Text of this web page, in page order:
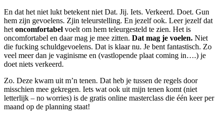
En dat het niet lukt betekent niet Dat. Jij. Iets. Verkeerd. Doet. Gun
hem zijn gevoelens. Zjin teleurstelling. En jezelf ook. Leer jezelf dat
het oncomfortabel voelt om hem teleurgesteld te zien. Het is
oncomfortabel en daar mag je mee zitten. Dat mag je voelen. Niet
die fucking schuldgevoelens. Dat is klaar nu. Je bent fantastisch. Zo
veel meer dan je vaginisme en (vastlopende plaat coming in….) je
doet niets verkeerd.
Zo. Deze kwam uit m’n tenen. Dat heb je tussen de regels door
misschien mee gekregen. Iets wat ook uit mijn tenen komt (niet
letterlijk – no worries) is de gratis online masterclass die één keer per
maand op de planning staat!